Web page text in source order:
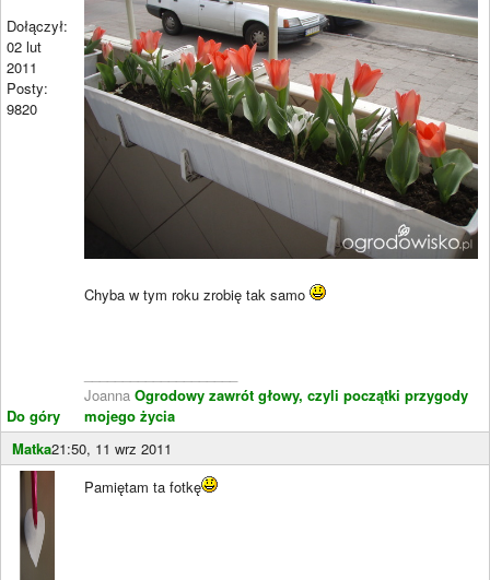
Dołączył:
02 lut
2011
Posty:
9820
Do góry
Chyba w tym roku zrobię tak samo
Joanna Ogrodowy zawrót głowy, czyli początki przygody
mojego życia
Matka21:50, 11 wrz 2011
Pamiętam ta fotkę